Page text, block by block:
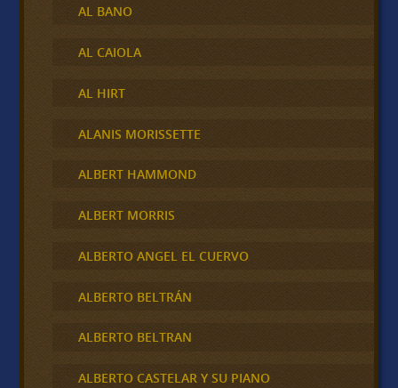
AL BANO
AL CAIOLA
AL HIRT
ALANIS MORISSETTE
ALBERT HAMMOND
ALBERT MORRIS
ALBERTO ANGEL EL CUERVO
ALBERTO BELTRÁN
ALBERTO BELTRAN
ALBERTO CASTELAR Y SU PIANO